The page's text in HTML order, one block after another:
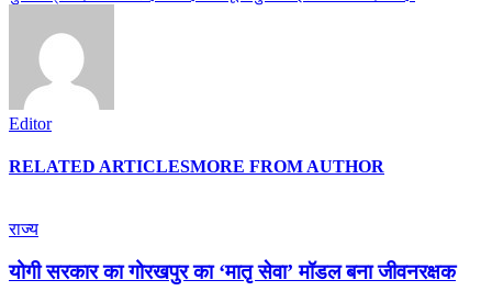
Editor
RELATED ARTICLESMORE FROM AUTHOR
राज्य
योगी सरकार का गोरखपुर का ‘मातृ सेवा’ मॉडल बना जीवनरक्षक